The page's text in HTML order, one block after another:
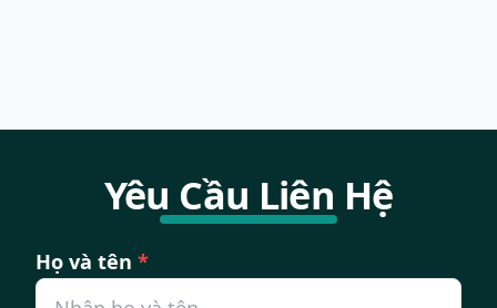
Yêu Cầu Liên Hệ
Họ và tên *